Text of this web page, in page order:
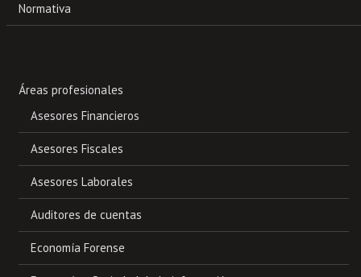
Normativa
Áreas profesionales
Asesores Financieros
Asesores Fiscales
Asesores Laborales
Auditores de cuentas
Economía Forense